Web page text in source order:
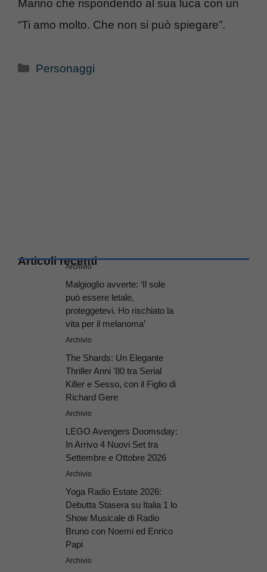
Marino che rispondendo al sua luca con un
“Ti amo molto. Che non si può spiegare”.
Categorie
Personaggi
Articoli recenti
Archivio
Malgioglio avverte: ‘Il sole
può essere letale,
proteggetevi. Ho rischiato la
vita per il melanoma’
Archivio
The Shards: Un Elegante
Thriller Anni ’80 tra Serial
Killer e Sesso, con il Figlio di
Richard Gere
Archivio
LEGO Avengers Doomsday:
In Arrivo 4 Nuovi Set tra
Settembre e Ottobre 2026
Archivio
Yoga Radio Estate 2026:
Debutta Stasera su Italia 1 lo
Show Musicale di Radio
Bruno con Noemi ed Enrico
Papi
Archivio